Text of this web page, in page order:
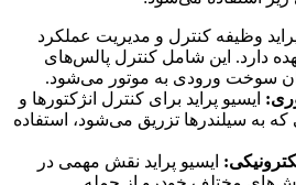
پراید وظیفه کنترل و مدیریت عملکرد
دارد. این شامل کنترل پالس‌های
سوخت ورودی به موتور می‌شود.
ایسیو پراید برای کنترل انژکتورها و
به سیلندرها تزریق می‌شود، استفاده
ایسیو پراید نقش مهمی در